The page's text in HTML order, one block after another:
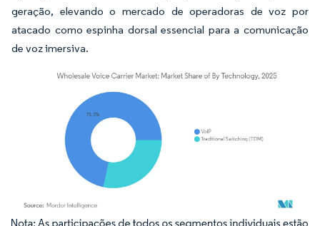
geração, elevando o mercado de operadoras de voz por
atacado como espinha dorsal essencial para a comunicação
de voz imersiva.